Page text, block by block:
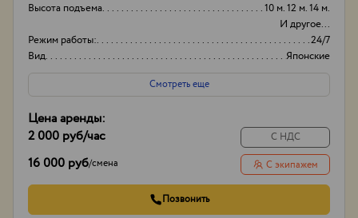
Высота подъема
10 м. 12 м. 14 м.
И другое...
Режим работы:
24/7
Вид
Японские
Высота вышки
15м
Смотреть еще
Цена аренды:
2 000 руб/час
16 000 руб/смена
С НДС
С экипажем
Позвонить